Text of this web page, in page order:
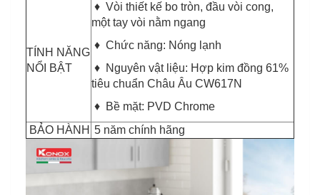
TÍNH NĂNG
NỔI BẬT
♦ Vòi thiết kế bo tròn, đầu vòi cong,
một tay vòi nằm ngang
♦ Chức năng: Nóng lạnh
♦ Nguyên vật liệu: Hợp kim đồng 61%
tiêu chuẩn Châu Âu CW617N
♦ Bề mặt: PVD Chrome
BẢO HÀNH 5 năm chính hãng